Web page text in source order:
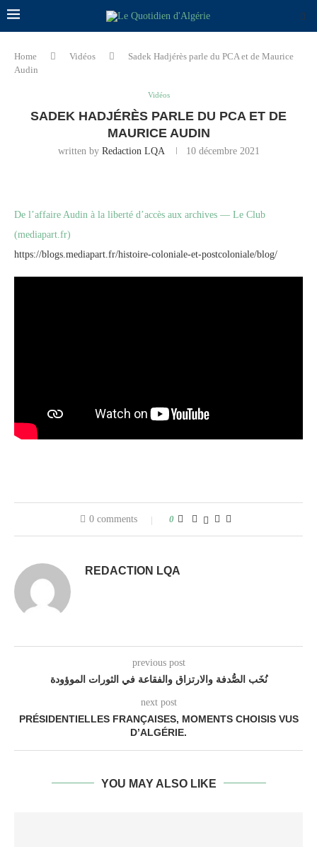
Home Vidéos
Sadek Hadjérès parle du PCA et de Maurice
Audin
Vidéos
SADEK HADJÉRÈS PARLE DU PCA ET DE
MAURICE AUDIN
written by Redaction LQA 10 décembre 2021
De l’affaire Audin à la liberté d’accès aux archives — Le Club
(mediapart.fr)
https://blogs.mediapart.fr/histoire-coloniale-et-postcoloniale/blog/
0 comments 0
REDACTION LQA
previous post
نُخَب الصُّدفة والارتزاق والفقاعة في الثورات الموؤودة
next post
PRÉSIDENTIELLES FRANÇAISES, MOMENTS CHOISIS VUS
D’ALGÉRIE.
YOU MAY ALSO LIKE